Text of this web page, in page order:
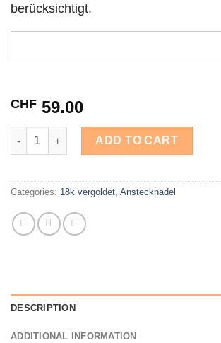
berücksichtigt.
CHF 59.00
18k vergoldet Mashallah, Allah weiss, 4
ADD TO CART
Categories: 18k vergoldet, Anstecknadel
DESCRIPTION
ADDITIONAL INFORMATION